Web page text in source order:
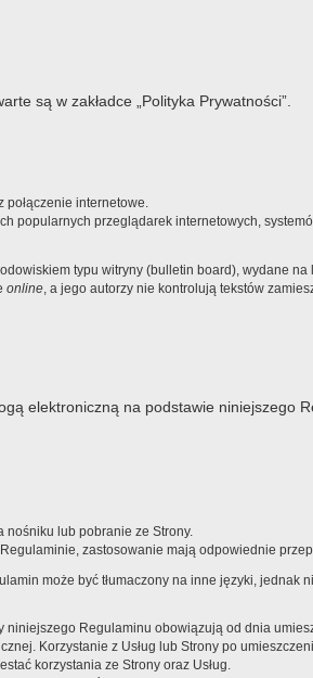
są w zakładce „Polityka Prywatności”.
połączenie internetowe.
popularnych przeglądarek internetowych,
typu witryny (bulletin board), wydane na
online, a jego autorzy nie kontrolują tekstów
elektroniczną na podstawie niniejszego
lub pobranie ze Strony.
zastosowanie mają odpowiednie
może być tłumaczony na inne języki,
Regulaminu obowiązują od dnia
Korzystanie z Usług lub Strony po
korzystania ze Strony oraz Usług.